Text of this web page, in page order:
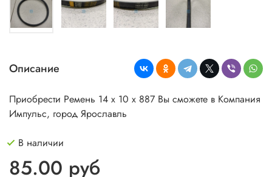
Описание
Приобрести Ремень 14 х 10 х 887 Вы сможете в Компания
Импульс, город Ярославль
В наличии
85.00 руб